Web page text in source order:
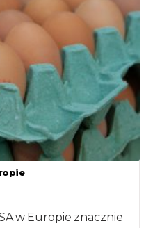
w Europie znacznie